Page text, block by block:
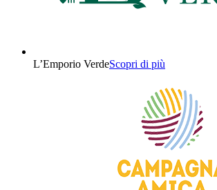
L’Emporio VerdeScopri di più